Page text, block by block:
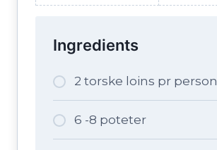
Ingredients
2 torske loins pr person
6 -8 poteter